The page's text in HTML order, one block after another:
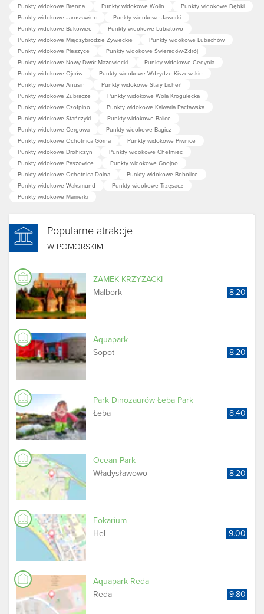
Punkty widokowe Brenna Punkty widokowe Wolin
Punkty widokowe Dębki
Punkty widokowe Jarosławiec
Punkty widokowe Jaworki
Punkty widokowe Bukowiec
Punkty widokowe Lubiatowo
Punkty widokowe Międzybrodzie Żywieckie
Punkty widokowe Lubachów
Punkty widokowe Pieszyce
Punkty widokowe Świeradów-Zdrój
Punkty widokowe Nowy Dwór Mazowiecki
Punkty widokowe Cedynia
Punkty widokowe Ojców
Punkty widokowe Wdzydze Kiszewskie
Punkty widokowe Anusin
Punkty widokowe Stary Licheń
Punkty widokowe Żubracze
Punkty widokowe Wola Krogulecka
Punkty widokowe Czołpino
Punkty widokowe Kalwaria Pacławska
Punkty widokowe Stańczyki
Punkty widokowe Balice
Punkty widokowe Cergowa
Punkty widokowe Bagicz
Punkty widokowe Ochotnica Górna
Punkty widokowe Piwnice
Punkty widokowe Drohiczyn
Punkty widokowe Chełmiec
Punkty widokowe Paszowice
Punkty widokowe Gnojno
Punkty widokowe Ochotnica Dolna
Punkty widokowe Bobolice
Punkty widokowe Waksmund
Punkty widokowe Trzęsacz
Punkty widokowe Mamerki
Popularne atrakcje
W POMORSKIM
ZAMEK KRZYŻACKI
Malbork
8.20
Aquapark
Sopot
8.20
Park Dinozaurów Łeba Park
Łeba
8.40
Ocean Park
Władysławowo
8.20
Fokarium
Hel
9.00
Aquapark Reda
Reda
9.80